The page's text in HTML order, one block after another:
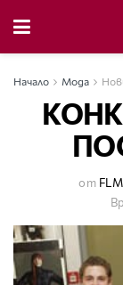
Начало Мода
от FLM